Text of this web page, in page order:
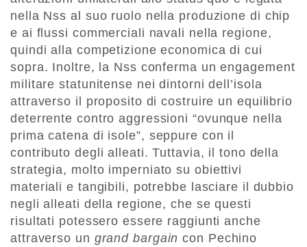
nella Nss al suo ruolo nella produzione di chip
e ai flussi commerciali navali nella regione,
quindi alla competizione economica di cui
sopra. Inoltre, la Nss conferma un engagement
militare statunitense nei dintorni dell’isola
attraverso il proposito di costruire un equilibrio
deterrente contro aggressioni “ovunque nella
prima catena di isole”, seppure con il
contributo degli alleati. Tuttavia, il tono della
strategia, molto imperniato su obiettivi
materiali e tangibili, potrebbe lasciare il dubbio
negli alleati della regione, che se questi
risultati potessero essere raggiunti anche
attraverso un grandbargain con Pechino